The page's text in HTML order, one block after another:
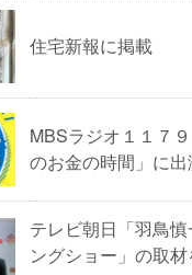
住宅新報に掲載
MBSラジオ１１７
のお金の時間」に出
テレビ朝日「羽鳥
ングショー」の取材